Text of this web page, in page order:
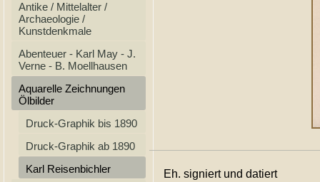
Antike / Mittelalter /
Archaeologie /
Kunstdenkmale
Abenteuer - Karl May - J.
Verne - B. Moellhausen
Aquarelle Zeichnungen
Ölbilder
Druck-Graphik bis 1890
Druck-Graphik ab 1890
Karl Reisenbichler
Eh. signiert und datiert